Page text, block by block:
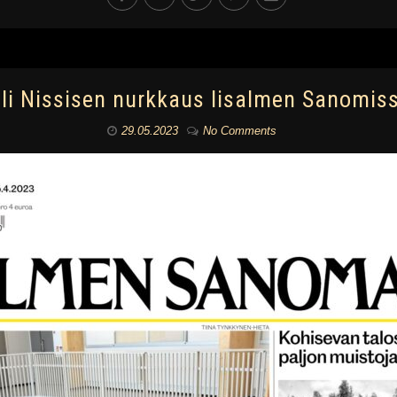
Nissisen nurkkaus Iisalmen
29.05.2023 No Comments